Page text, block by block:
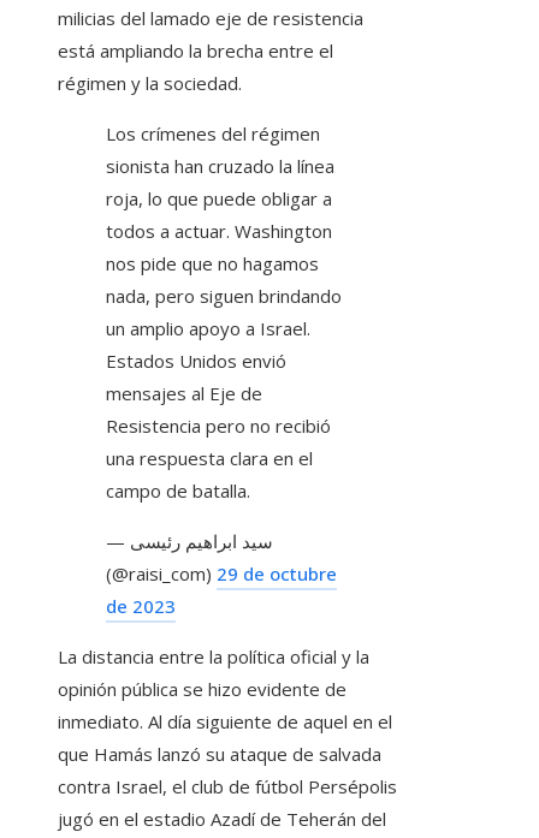
milicias del lamado eje de resistencia
está ampliando la brecha entre el
régimen y la sociedad.
Los crímenes del régimen
sionista han cruzado la línea
roja, lo que puede obligar a
todos a actuar. Washington
nos pide que no hagamos
nada, pero siguen brindando
un amplio apoyo a Israel.
Estados Unidos envió
mensajes al Eje de
Resistencia pero no recibió
una respuesta clara en el
campo de batalla.
— سید ابراهیم رئیسی
(@raisi_com) 29 de octubre
de 2023
La distancia entre la política oficial y la
opinión pública se hizo evidente de
inmediato. Al día siguiente de aquel en el
que Hamás lanzó su ataque de salvada
contra Israel, el club de fútbol Persépolis
jugó en el estadio Azadí de Teherán del